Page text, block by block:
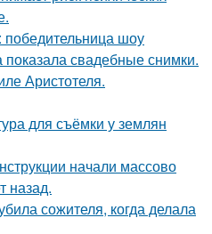
шоу
свадебные снимки.
Аристотеля.
для съёмки у землян
начали массово
назад.
сожителя, когда делала